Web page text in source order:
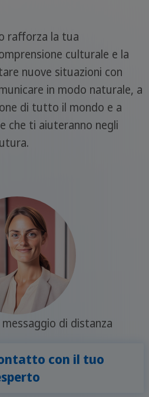
rafforza la tua
culturale e la
nuove situazioni con
in modo naturale, a
di tutto il mondo e a
che ti aiuteranno negli
di distanza
con il tuo